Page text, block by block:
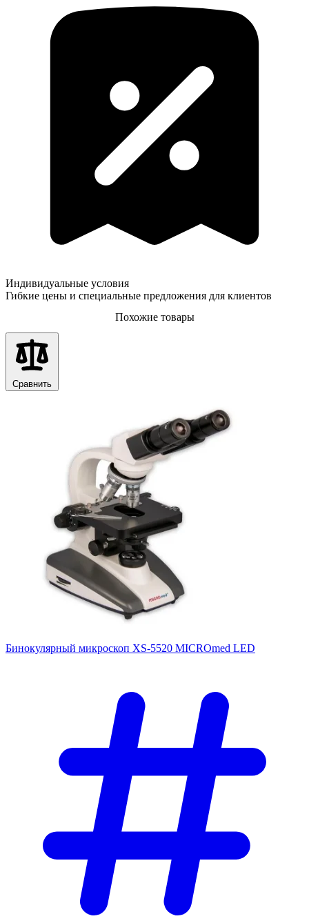
Индивидуальные условия
Гибкие цены и специальные предложения для клиентов
Похожие товары
Сравнить
Бинокулярный микроскоп XS-5520 MICROmed LED